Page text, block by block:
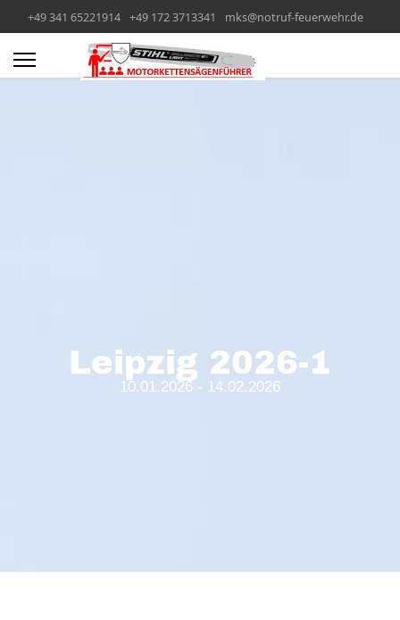
+49 341 65221914 +49 172 3713341 mks@notruf-feuerwehr.de
Leipzig 2026-1
10.01.2026 - 14.02.2026